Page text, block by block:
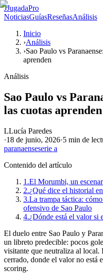
JJugadaPro
NoticiasGuíasReseñasAnálisis
Inicio
›Análisis
›Sao Paulo vs
aprenden
Análisis
Sao Paulo vs
las cuotas aprenden
LLucía Paredes
·18 de junio, 2026·5 min de
paranaenseserie a
Contenido del artículo
1.El Morumbi, un
2.¿Qué dice el historial
3.La trampa táctica:
ofensivo de Sao Paulo
4.¿Dónde está el valor si
El duelo entre Sao Paulo y
un libreto predecible: pocos
visitante que neutraliza al local.
cerrado, donde el valor no está
scoring.